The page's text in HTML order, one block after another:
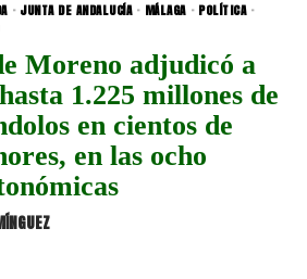
· JUNTA DE ANDALUCÍA · MÁLAGA · POLÍTICA ·
Moreno adjudicó a
1.225 millones de
en cientos de
en las ocho